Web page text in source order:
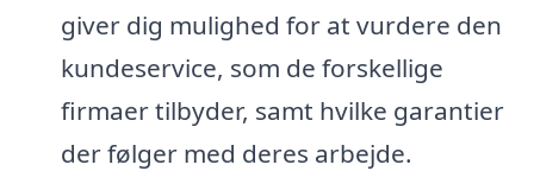
giver dig mulighed for at vurdere den
kundeservice, som de forskellige
firmaer tilbyder, samt hvilke garantier
der følger med deres arbejde.